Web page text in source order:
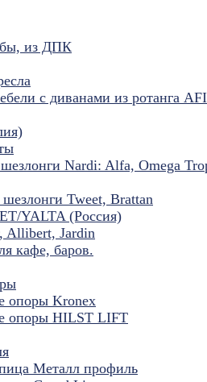
из ДПК
с диванами из ротанга
Nardi: Alfa, Omega
Tweet, Brattan
YALTA (Россия)
Allibert, Jardin
кафе, баров.
опоры Kronex
опоры HILST LIFT
Металл профиль